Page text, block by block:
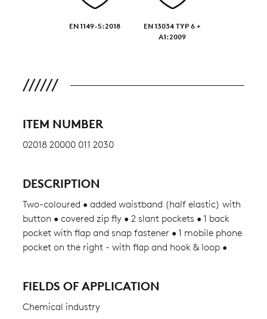
EN 1149-5:2018
EN 13034 TYP 6 +
A1:2009
ITEM NUMBER
02018 20000 011 2030
DESCRIPTION
Two-coloured • added waistband (half elastic) with
button • covered zip fly • 2 slant pockets • 1 back
pocket with flap and snap fastener • 1 mobile phone
pocket on the right - with flap and hook & loop •
FIELDS OF APPLICATION
Chemical industry